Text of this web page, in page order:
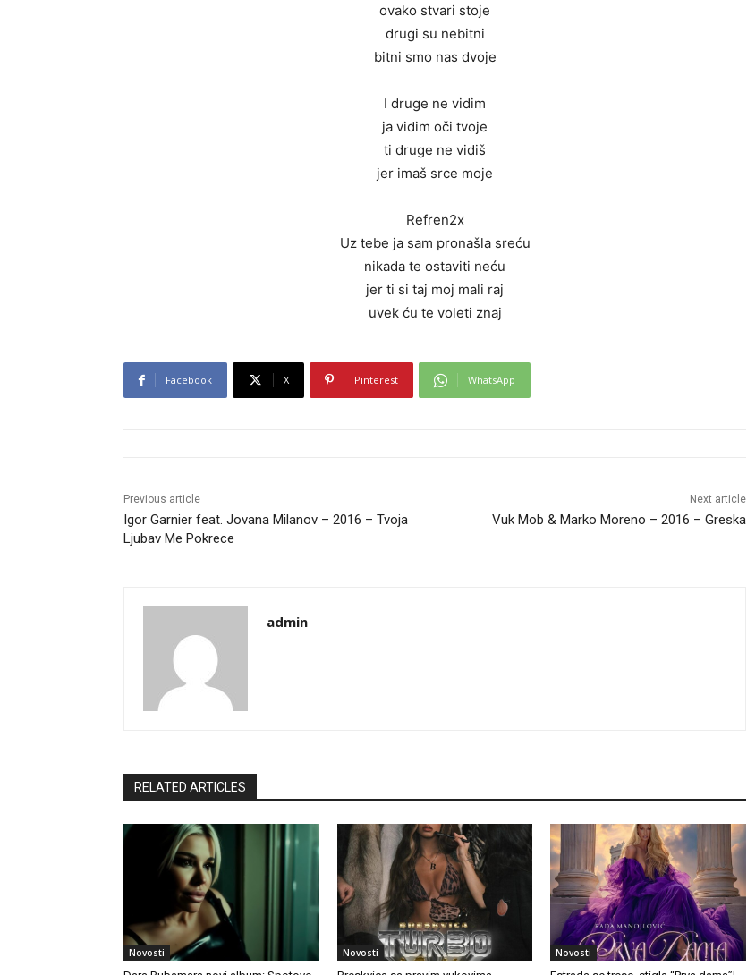
ovako stvari stoje
drugi su nebitni
bitni smo nas dvoje
I druge ne vidim
ja vidim oči tvoje
ti druge ne vidiš
jer imaš srce moje
Refren2x
Uz tebe ja sam pronašla sreću
nikada te ostaviti neću
jer ti si taj moj mali raj
uvek ću te voleti znaj
Facebook X Pinterest WhatsApp
Previous article
Igor Garnier feat. Jovana Milanov – 2016 – Tvoja
Ljubav Me Pokrece
Next article
Vuk Mob & Marko Moreno – 2016 – Greska
admin
RELATED ARTICLES
Novosti Novosti Novosti